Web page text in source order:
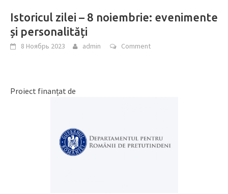
Istoricul zilei – 8 noiembrie: evenimente
și personalități
8 Ноябрь 2023 admin Comment
Proiect finanțat de